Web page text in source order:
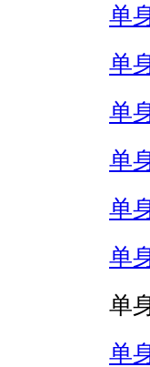
单
单
单
单
单
单
单
单